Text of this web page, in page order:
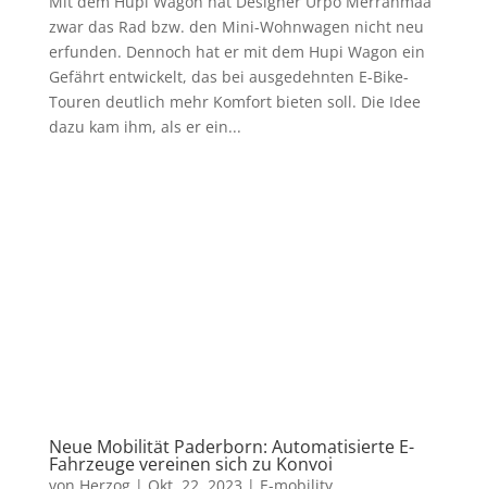
zwar das Rad bzw. den Mini-Wohnwagen nicht neu
erfunden. Dennoch hat er mit dem Hupi Wagon ein
Gefährt entwickelt, das bei ausgedehnten E-Bike-
Touren deutlich mehr Komfort bieten soll. Die Idee
dazu kam ihm, als er ein...
Neue Mobilität Paderborn: Automatisierte E-
Fahrzeuge vereinen sich zu Konvoi
von Herzog| Okt. 22, 2023 | E-mobility